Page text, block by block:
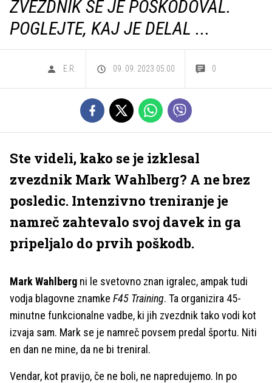
ZVEZDNIK SE JE POŠKODOVAL.
POGLEJTE, KAJ JE DELAL ...
E.R. 09. 09. 2023 05.00 0
Ste videli, kako se je izklesal
zvezdnik Mark Wahlberg? A ne brez
posledic. Intenzivno treniranje je
namreč zahtevalo svoj davek in ga
pripeljalo do prvih poškodb.
Mark Wahlberg ni le svetovno znan igralec, ampak tudi
vodja blagovne znamke F45 Training. Ta organizira 45-
minutne funkcionalne vadbe, ki jih zvezdnik tako vodi kot
izvaja sam. Mark se je namreč povsem predal športu. Niti
en dan ne mine, da ne bi treniral.
Vendar, kot pravijo, če ne boli, ne napredujemo. In po